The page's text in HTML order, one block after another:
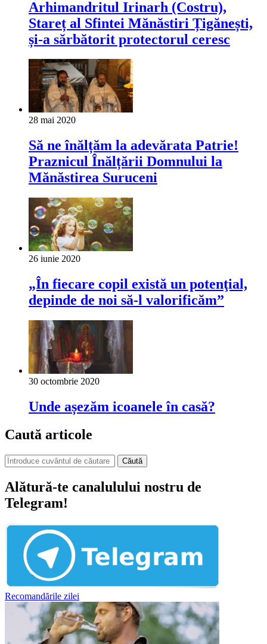
Arhimandritul Irinarh (Costru),
Stareț al Sfintei Mănăstiri Țigănești,
și-a sărbătorit protectorul ceresc
28 mai 2020
Să ne înălțăm la adevărata Patrie!
Praznicul Înălțării Domnului la
Mănăstirea Suruceni
26 iunie 2020
„În fiecare copil există un potenţial,
depinde de noi să-l valorificăm”
30 octombrie 2020
Unde așezăm icoanele în casă?
Caută articole
Căută
Alătură-te canalulului nostru de
Telegram!
Recomandările zilei